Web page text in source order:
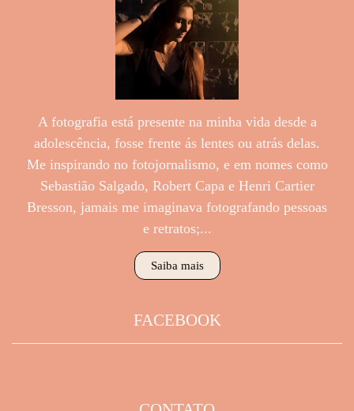
A fotografia está presente na minha vida desde a
adolescência, fosse frente ás lentes ou atrás delas.
Me inspirando no fotojornalismo, e em nomes como
Sebastião Salgado, Robert Capa e Henri Cartier
Bresson, jamais me imaginava fotografando pessoas
e retratos;...
Saiba mais
FACEBOOK